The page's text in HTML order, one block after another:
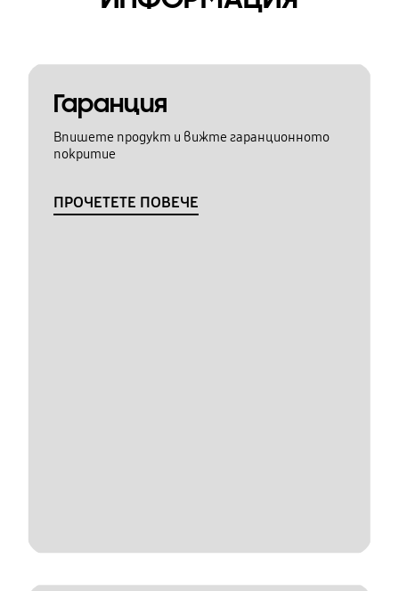
Гаранция
Впишете продукт и вижте гаранционното
покритие
ПРОЧЕТЕТЕ ПОВЕЧЕ